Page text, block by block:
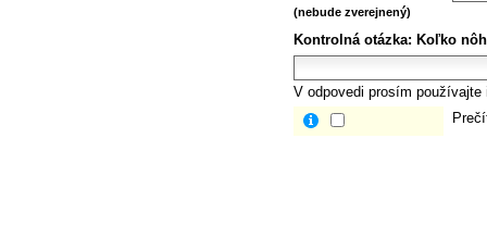
(nebude zverejnený)
Kontrolná otázka: Koľko
V odpovedi prosím